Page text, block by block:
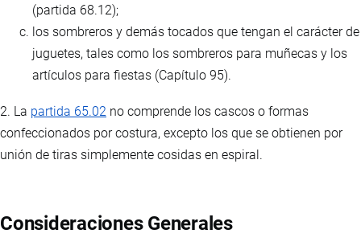
(partida 68.12);
los sombreros y demás tocados que tengan el carácter de
juguetes, tales como los sombreros para muñecas y los
artículos para fiestas (Capítulo 95).
2. La partida 65.02 no comprende los cascos o formas
confeccionados por costura, excepto los que se obtienen por
unión de tiras simplemente cosidas en espiral.
Consideraciones Generales